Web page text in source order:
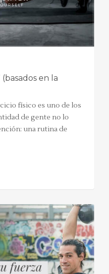
en la
físico es uno de los
de gente no lo
una rutina de